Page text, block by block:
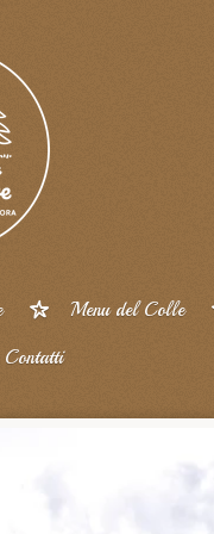
Menu del Colle
Contatti